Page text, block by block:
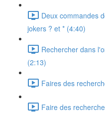
Deux commandes
jokers ? et * (4:40)
Rechercher dans
(2:13)
Faires des
Faire des